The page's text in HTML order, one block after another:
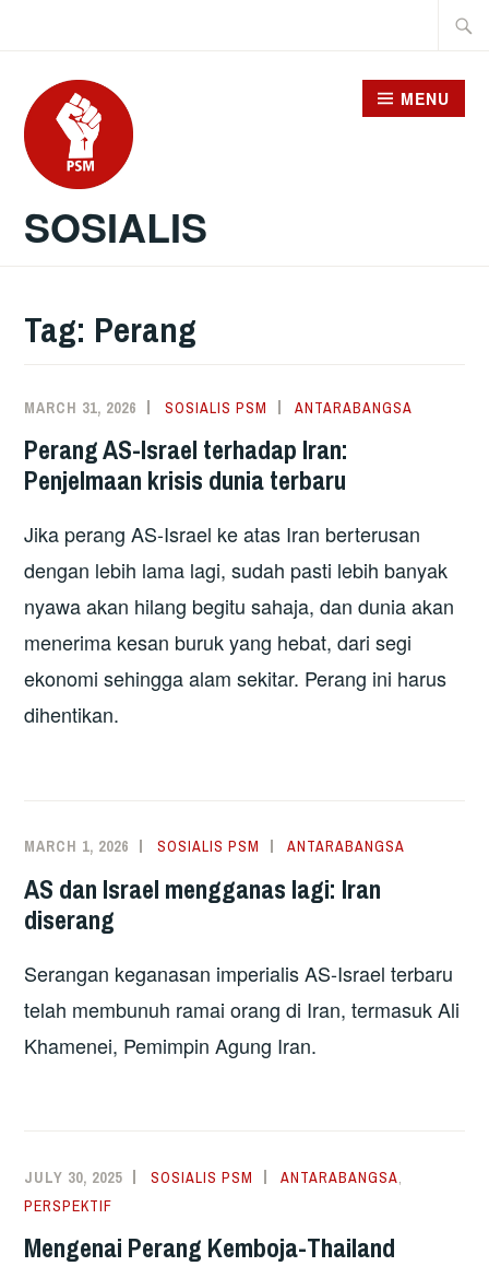
content
SOSIALIS
MENU
Tag: Perang
MARCH 31, 2026 SOSIALIS PSM ANTARABANGSA
Perang AS-Israel terhadap Iran:
Penjelmaan krisis dunia terbaru
Jika perang AS-Israel ke atas Iran berterusan
dengan lebih lama lagi, sudah pasti lebih banyak
nyawa akan hilang begitu sahaja, dan dunia akan
menerima kesan buruk yang hebat, dari segi
ekonomi sehingga alam sekitar. Perang ini harus
dihentikan.
MARCH 1, 2026 SOSIALIS PSM ANTARABANGSA
AS dan Israel mengganas lagi: Iran
diserang
Serangan keganasan imperialis AS-Israel terbaru
telah membunuh ramai orang di Iran, termasuk Ali
Khamenei, Pemimpin Agung Iran.
JULY 30, 2025 SOSIALIS PSM ANTARABANGSA,
PERSPEKTIF
Mengenai Perang Kemboja-Thailand